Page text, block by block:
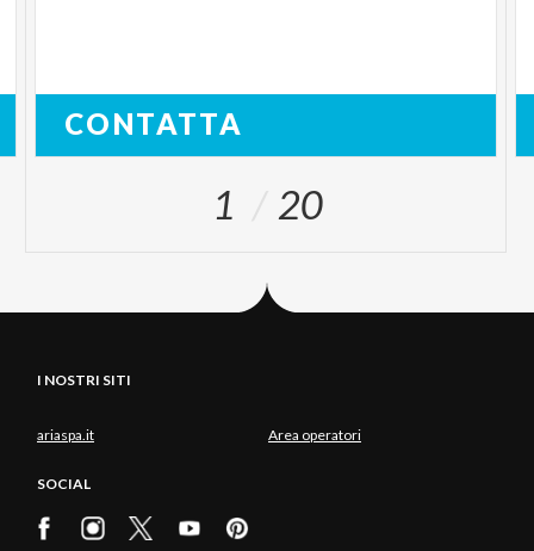
CONTATTA
1 20
I NOSTRI SITI
ariaspa.it Area operatori
SOCIAL